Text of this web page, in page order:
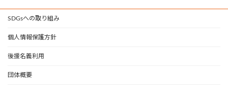
SDGsへの取り組み
個人情報保護方針
後援名義利用
団体概要